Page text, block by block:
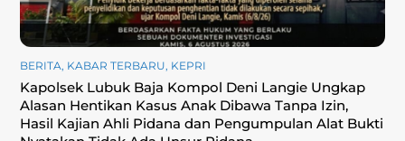
BERITA, KABAR TERBARU, KEPRI
Kapolsek Lubuk Baja Kompol Deni Langie Ungkap
Alasan Hentikan Kasus Anak Dibawa Tanpa Izin,
Hasil Kajian Ahli Pidana dan Pengumpulan Alat Bukti